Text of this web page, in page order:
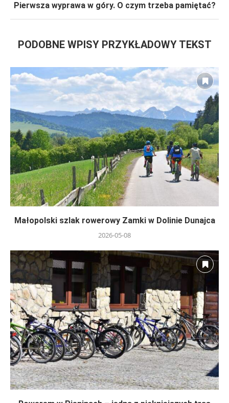
Pierwsza wyprawa w góry. O czym trzeba pamiętać?
PODOBNE WPISY PRZYKŁADOWY TEKST
Małopolski szlak rowerowy Zamki w Dolinie Dunajca
2026-05-08